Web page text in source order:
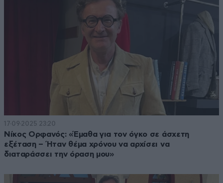
17·09·2025 23:20
Νίκος Ορφανός: «Έμαθα για τον όγκο σε άσχετη
εξέταση – Ήταν θέμα χρόνου να αρχίσει να
διαταράσσει την όραση μου»